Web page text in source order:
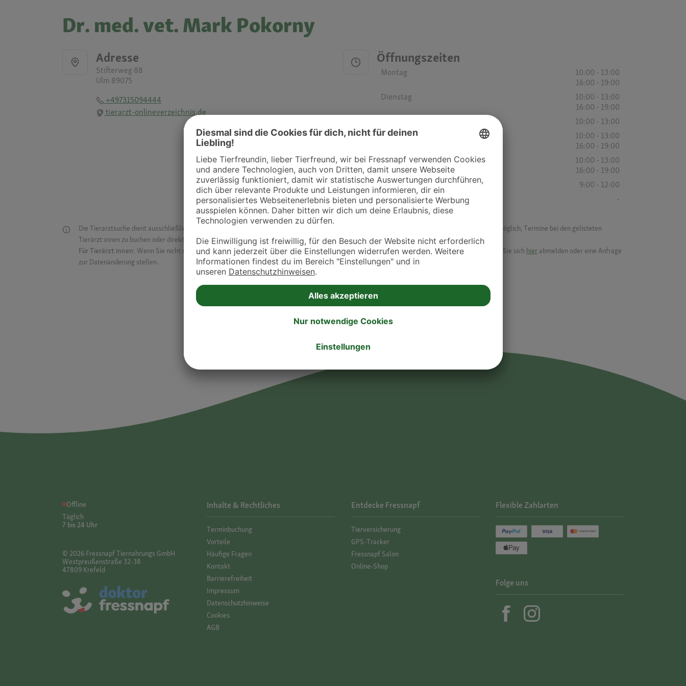
Dr. med. vet. Mark Pokorny
Adresse
Stifterweg 88
Ulm 89075
+497315094444
tierarzt-onlineverzeichnis.de
Öffnungszeiten
Montag
10:00 - 13:00
16:00 - 19:00
Dienstag
10:00 - 13:00
16:00 - 19:00
10:00 - 13:00
Donnerstag
10:00 - 13:00
16:00 - 19:00
Freitag
10:00 - 13:00
16:00 - 19:00
Samstag
9:00 - 12:00
Sonntag
-
Die Tierarztsuche dient ausschließlich dazu, Tierarztpraxen und Kliniken in deiner Nähe übersichtlich anzuzeigen. Über Dr. Fressnapf ist es nicht möglich, Termine bei den gelisteten
Tierärzt:innen zu buchen oder direkt mit ihnen in Kontakt zu treten. Bitte wende dich hierfür direkt an die jeweilige Praxis oder Klinik.
Für Tierärzt:innen: Wenn Sie nicht mehr auf der Dr. Fressnapf Tierarztsuche als Praxis gelistet werden oder Ihre Daten ändern möchten, können Sie sich hier abmelden oder eine Anfrage
zur Datenänderung stellen.
Offline
Täglich
7 bis 24 Uhr
© 2026 Fressnapf Tiernahrungs GmbH
Westpreußenstraße 32-38
47809 Krefeld
Inhalte & Rechtliches
Termin­buchung
Vorteile
Häufige Fragen
Kontakt
Barrierefreiheit
Impressum
Datenschutz­hinweise
Cookies
AGB
Entdecke Fressnapf
Tierversicherung
GPS-Tracker
Fressnapf Salon
Online-Shop
Flexible Zahlarten
Folge uns